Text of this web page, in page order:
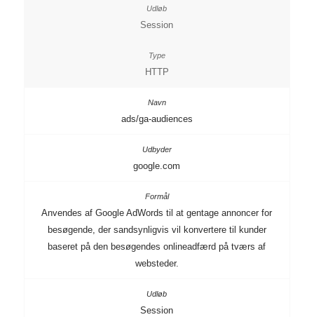
Session
HTTP
ads/ga-audiences
google.com
Anvendes af Google AdWords til at gentage annoncer for
besøgende, der sandsynligvis vil konvertere til kunder
baseret på den besøgendes onlineadfærd på tværs af
websteder.
Session